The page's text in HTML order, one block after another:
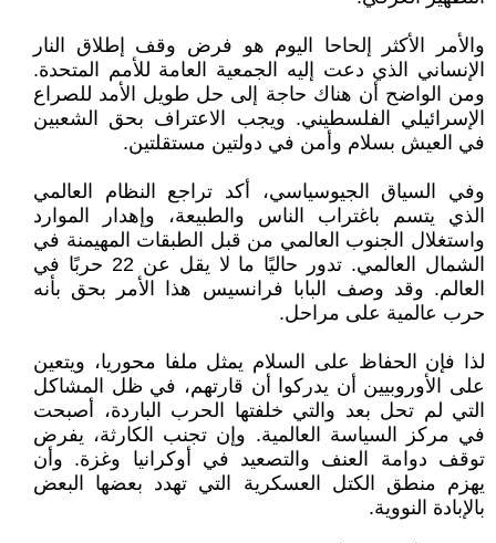
والأمر الأكثر إلحاحا اليوم هو فرض وقف إطلاق النار
الإنساني الذي دعت إليه الجمعية العامة للأمم المتحدة.
ومن الواضح أن هناك حاجة إلى حل طويل الأمد للصراع
الإسرائيلي الفلسطيني. ويجب الاعتراف بحق الشعبين
في العيش بسلام وأمن في دولتين مستقلتين.
وفي السياق الجيوسياسي، أكد تراجع النظام العالمي
الذي يتسم باغتراب الناس والطبيعة، وإهدار الموارد
واستغلال الجنوب العالمي من قبل الطبقات المهيمنة في
الشمال العالمي. تدور حاليًا ما لا يقل عن 22 حربًا في
العالم. وقد وصف البابا فرانسيس هذا الأمر بحق بأنه
حرب عالمية على مراحل.
لذا فإن الحفاظ على السلام يمثل ملفا محوريا، ويتعين
على الأوروبيين أن يدركوا أن قارتهم، في ظل المشاكل
التي لم تحل بعد والتي خلفتها الحرب الباردة، أصبحت
في مركز السياسة العالمية. وإن تجنب الكارثة، يفرض
توقف دوامة العنف والتصعيد في أوكرانيا وغزة. وأن
يهزم منطق الكتل العسكرية التي تهدد بعضها البعض
بالإبادة النووية.